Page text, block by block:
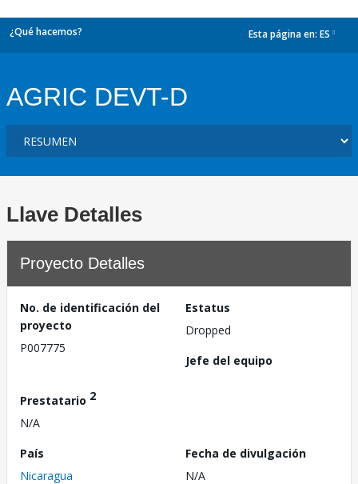
¿Qué hacemos? Esta página en: ES
AGRIC DEVT-D
Llave Detalles
Proyecto Detalles
No. de identificación del
proyecto
P007775
Estatus
Dropped
Jefe del equipo
Prestatario 2
N/A
País
Nicaragua
Fecha de divulgación
N/A